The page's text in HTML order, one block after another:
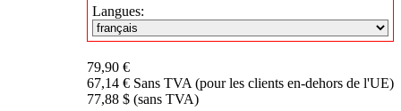
Langues:
79,90 €
67,14 € Sans TVA (pour les clients en-dehors de l'UE)
77,88 $ (sans TVA)